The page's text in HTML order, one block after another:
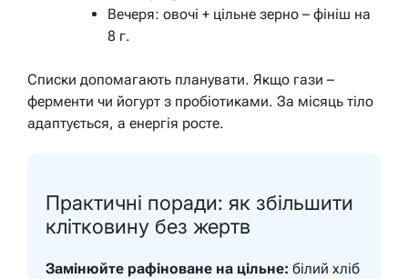
Вечеря: овочі + цільне зерно – фініш на
8 г.
Списки допомагають планувати. Якщо гази –
ферменти чи йогурт з пробіотиками. За місяць тіло
адаптується, а енергія росте.
Практичні поради: як збільшити
клітковину без жертв
Замінюйте рафіноване на цільне: білий хліб